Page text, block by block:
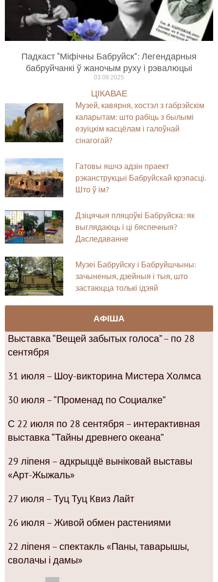
Падкаст “Міфічны Бабруйск”: Легендарныя
бабруйчанкі ў жаночым руху і рэвалюцыі
03.09.2025
ЦІКАВАЕ
Музей, кавярня, хостэл з габрэйскім
каларытам: што рабіць з былымі
езуіцкім касцёлам і галоўнай
сінагогай?
Гатовы яшчэ адзін праект
рэканструкцыі Бабруйскай крэпасці.
Што ў ім?
Дзіцячыя пляцоўкі Бабруйска: як
выглядаюць і ці бяспечныя?
Даследаванне
Музеі Бабруйску і Бабруйшчыны:
зачыненыя, дзейныя і тыя, што
застаюцца толькі ідэяй
АФІША
Выставка “Вещей забытых голоса” – по 28
сентября
31 июля – Шоу-викторина Мистера Холмса
30 июля – “Променад по Социалке”
С 22 июля по 28 сентября – интерактивная
выставка “Тайны древнего океана”
29 ліпеня – адкрыццё выніковай выставы
«Арт-Жыжаль»
27 июля – Туц Туц Квиз Лайт
26 июля – Живой обмен растениями
22 ліпеня – спектакль «Паны, таварышы,
сволачы і дамы»